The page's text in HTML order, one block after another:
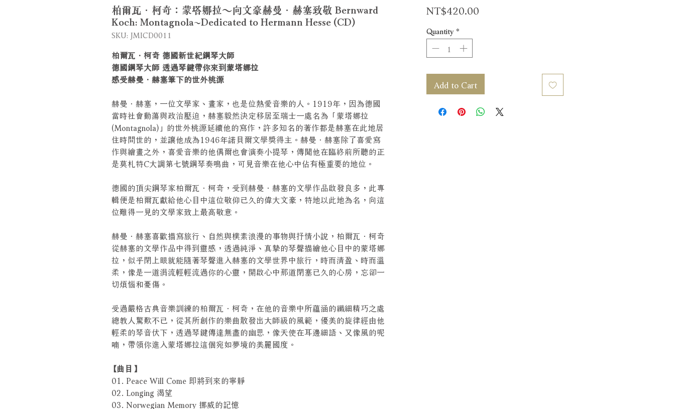
柏爾瓦．柯奇：蒙塔娜拉～向文豪赫曼．赫塞致敬 Bernward
Koch: Montagnola~Dedicated to Hermann Hesse (CD)
SKU: JMICD0011
柏爾瓦．柯奇 德國新世紀鋼琴大師
德國鋼琴大師 透過琴鍵帶你來到蒙塔娜拉
感受赫曼．赫塞筆下的世外桃源
赫曼．赫塞，一位文學家、畫家，也是位熱愛音樂的人。1919年，因為德國
當時社會動蕩與政治壓迫，赫塞毅然決定移居至瑞士一處名為「蒙塔娜拉
(Montagnola)」的世外桃源延續他的寫作，許多知名的著作都是赫塞在此地居
住時問世的，並讓他成為1946年諾貝爾文學獎得主。赫曼．赫塞除了喜愛寫
作與繪畫之外，喜愛音樂的他偶爾也會演奏小提琴，傳聞他在臨終前所聽的正
是莫札特C大調第七號鋼琴奏鳴曲，可見音樂在他心中佔有極重要的地位。
德國的頂尖鋼琴家柏爾瓦．柯奇，受到赫曼．赫塞的文學作品啟發良多，此專
輯便是柏爾瓦獻給他心目中這位敬仰已久的偉大文豪，特地以此地為名，向這
位難得一見的文學家致上最高敬意。
赫曼．赫塞喜歡描寫旅行、自然與樸素浪漫的事物與抒情小說，柏爾瓦．柯奇
從赫塞的文學作品中得到靈感，透過純淨、真摯的琴聲描繪他心目中的蒙塔娜
拉，似乎閉上眼就能隨著琴聲進入赫塞的文學世界中旅行，時而清盈、時而溫
柔，像是一道涓流輕輕流過你的心靈，開啟心中那道閉塞已久的心房，忘卻一
切煩惱和憂傷。
受過嚴格古典音樂訓練的柏爾瓦．柯奇，在他的音樂中所蘊涵的纖細精巧之處
總教人驚歎不已，從其所創作的樂曲散發出大師級的風範，優美的旋律經由他
輕柔的琴音伏下，透過琴鍵傳達無盡的幽思，像天使在耳邊細語、又像風的呢
喃，帶領你進入蒙塔娜拉這個宛如夢境的美麗國度。
【曲目】
01. Peace Will Come 即將到來的寧靜
02. Longing 渴望
03. Norwegian Memory 挪威的記憶
NT$420.00Price
Quantity *
Add to Cart